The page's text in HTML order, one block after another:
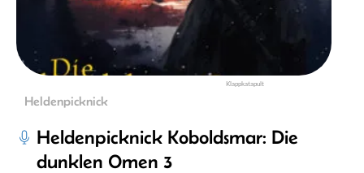
Klappkatapult
Heldenpicknick
Heldenpicknick Koboldsmar: Die
dunklen Omen 3